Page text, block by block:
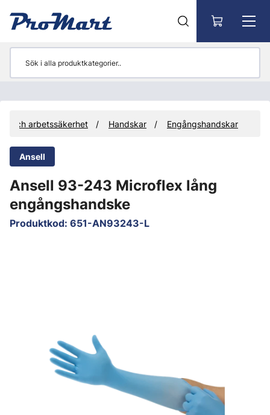
och arbetssäkerhet Handskar Engångshandskar
Ansell
Ansell 93-243 Microflex lång
engångshandske
Produktkod: 651-AN93243-L